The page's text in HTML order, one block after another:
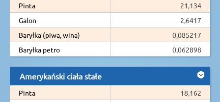
Pinta
21,134
Galon
2,6417
Baryłka (piwa, wina)
0,085217
Baryłka petro
0,062898
Amerykański ciała stałe
Pinta
18,162